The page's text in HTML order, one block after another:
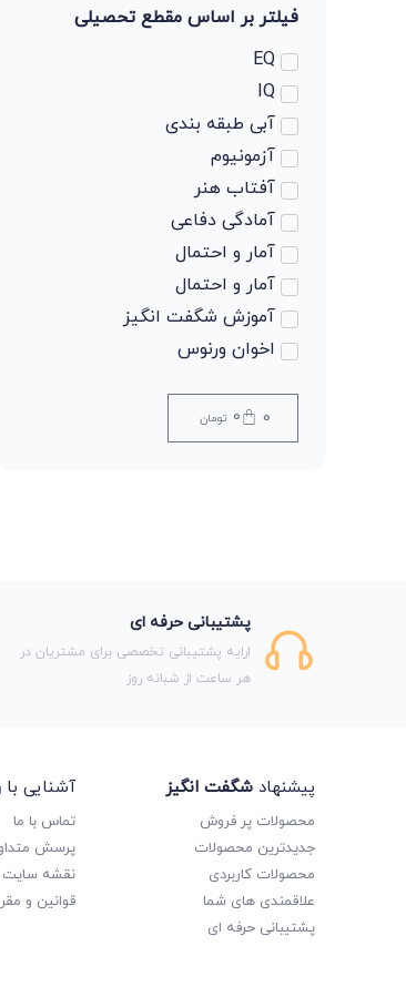
فیلتر بر اساس مقطع تحصیلی
EQ
IQ
آبی طبقه بندی
آزمونیوم
آفتاب هنر
آمادگی دفاعی
آمار و احتمال
آمار و احتمال
آموزش شگفت انگیز
اخوان ورنوس
ادبیات
ادبیات
ادبیات فارسی
استخدامی
اقیانوس
المپیاد
امتحانت
امتحانیوم
امتحانیوم
0 تومان 0
پشتیبانی حرفه ای
ارایه پشتیبانی تخصصی برای مشتریان در
هر ساعت از شبانه روز
پیشنهاد شگفت انگیز
محصولات پر فروش
جدیدترین محصولات
محصولات کاربردی
علاقمندی های شما
پشتیبانی حرفه ای
آشنایی با
تماس با ما
پرسش
نقشه سایت
قوانین و